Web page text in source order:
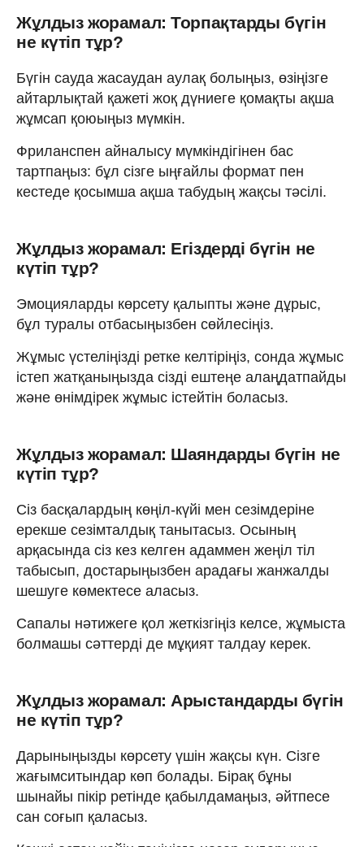
Жұлдыз жорамал: Торпақтарды бүгін
не күтіп тұр?
Бүгін сауда жасаудан аулақ болыңыз, өзіңізге
айтарлықтай қажеті жоқ дүниеге қомақты ақша
жұмсап қоюыңыз мүмкін.
Фриланспен айналысу мүмкіндігінен бас
тартпаңыз: бұл сізге ыңғайлы формат пен
кестеде қосымша ақша табудың жақсы тәсілі.
Жұлдыз жорамал: Егіздерді бүгін не
күтіп тұр?
Эмоцияларды көрсету қалыпты және дұрыс,
бұл туралы отбасыңызбен сөйлесіңіз.
Жұмыс үстеліңізді ретке келтіріңіз, сонда жұмыс
істеп жатқаныңызда сізді ештеңе алаңдатпайды
және өнімдірек жұмыс істейтін боласыз.
Жұлдыз жорамал: Шаяндарды бүгін не
күтіп тұр?
Сіз басқалардың көңіл-күйі мен сезімдеріне
ерекше сезімталдық танытасыз. Осының
арқасында сіз кез келген адаммен жеңіл тіл
табысып, достарыңызбен арадағы жанжалды
шешуге көмектесе аласыз.
Сапалы нәтижеге қол жеткізгіңіз келсе, жұмыста
болмашы сәттерді де мұқият талдау керек.
Жұлдыз жорамал: Арыстандарды бүгін
не күтіп тұр?
Дарыныңызды көрсету үшін жақсы күн. Сізге
жағымситындар көп болады. Бірақ бұны
шынайы пікір ретінде қабылдамаңыз, әйтпесе
сан соғып қаласыз.